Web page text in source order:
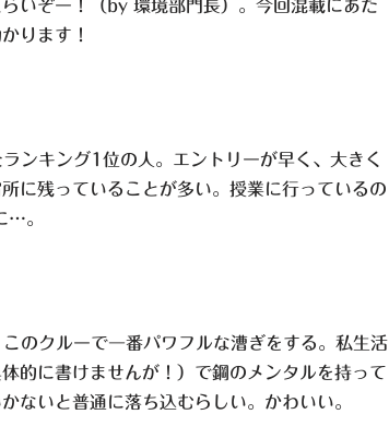
いぞー！（by 環境部門長）。今回混載にあた
ります！
ンキング1位の人。エントリーが早く、大きく
に残っていることが多い。授業に行っているの
…。
のクルーで一番パワフルな漕ぎをする。私生活
的に書けませんが！）で鋼のメンタルを持って
ないと普通に落ち込むらしい。かわいい。